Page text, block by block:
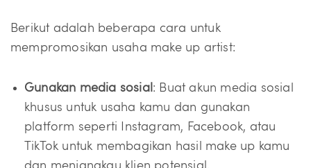
Berikut adalah beberapa cara untuk
mempromosikan usaha make up artist:
Gunakan media sosial : Buat akun media sosial
khusus untuk usaha kamu dan gunakan
platform seperti Instagram, Facebook, atau
TikTok untuk membagikan hasil make up kamu